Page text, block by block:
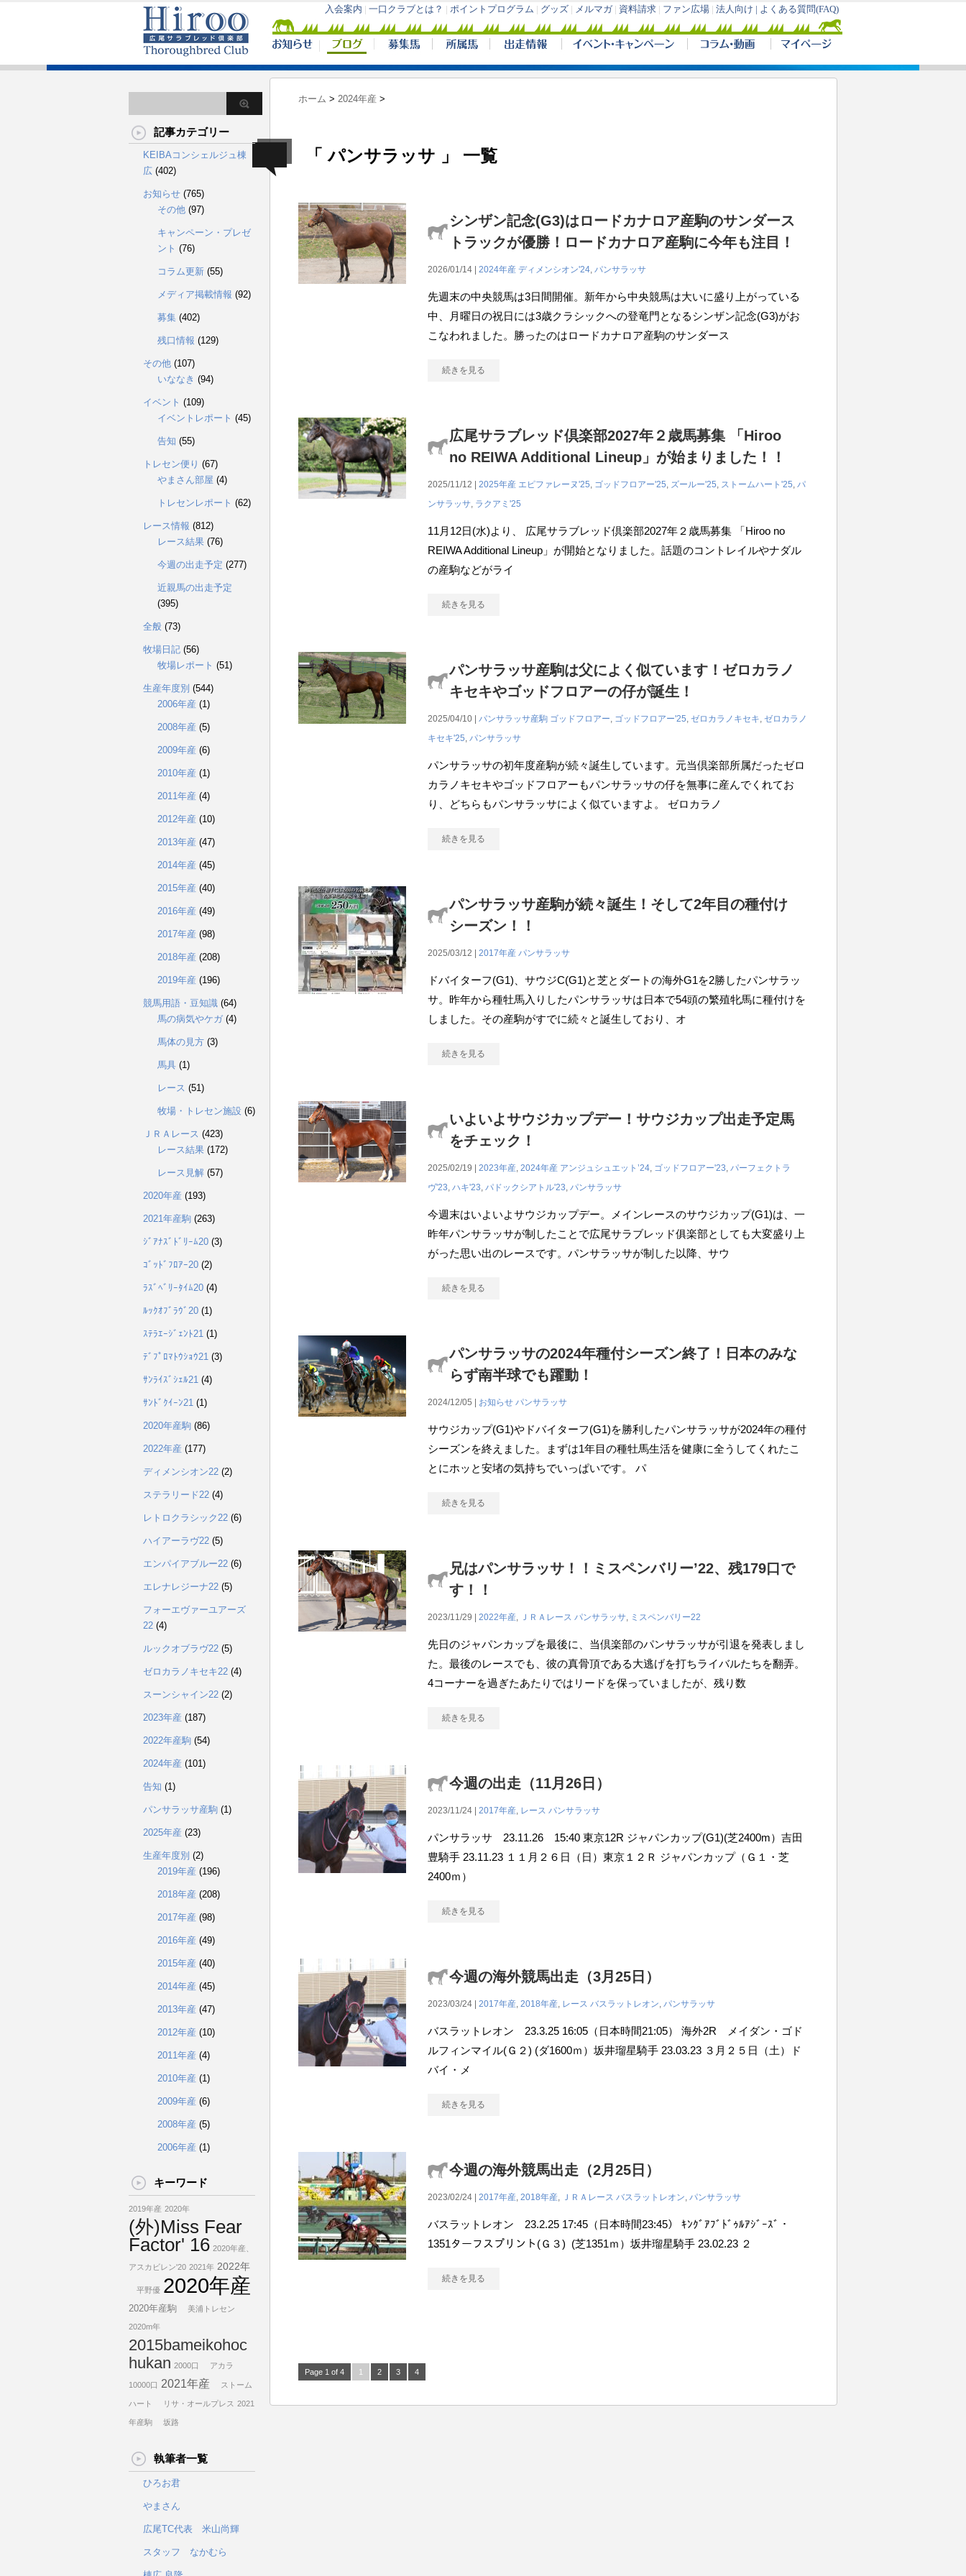
ホーム > 2024年産 >
「 パンサラッサ 」 一覧
シンザン記念(G3)はロードカナロア産駒のサンダース
トラックが優勝！ロードカナロア産駒に今年も注目！
2026/01/14 | 2024年産 ディメンシオン'24, パンサラッサ
先週末の中央競馬は3日間開催。新年から中央競馬は大いに盛り上がっている
中、月曜日の祝日には3歳クラシックへの登竜門となるシンザン記念(G3)がお
こなわれました。勝ったのはロードカナロア産駒のサンダース
続きを見る
広尾サラブレッド倶楽部2027年２歳馬募集 「Hiroo
no REIWA Additional Lineup」が始まりました！！
2025/11/12 | 2025年産 エピファレーヌ'25, ゴッドフロアー'25, ズールー'25, ストームハート'25, パ
ンサラッサ, ラクアミ'25
11月12日(水)より、 広尾サラブレッド倶楽部2027年２歳馬募集 「Hiroo no
REIWA Additional Lineup」が開始となりました。話題のコントレイルやナダル
の産駒などがライ
続きを見る
パンサラッサ産駒は父によく似ています！ゼロカラノ
キセキやゴッドフロアーの仔が誕生！
2025/04/10 | パンサラッサ産駒 ゴッドフロアー, ゴッドフロアー'25, ゼロカラノキセキ, ゼロカラノ
キセキ'25, パンサラッサ
パンサラッサの初年度産駒が続々誕生しています。元当倶楽部所属だったゼロ
カラノキセキやゴッドフロアーもパンサラッサの仔を無事に産んでくれてお
り、どちらもパンサラッサによく似ていますよ。 ゼロカラノ
続きを見る
パンサラッサ産駒が続々誕⽣！そして2年⽬の種付け
シーズン！！
2025/03/12 | 2017年産 パンサラッサ
ドバイターフ(G1)、サウジC(G1)と芝とダートの海外G1を2勝したパンサラッ
サ。昨年から種牡⾺⼊りしたパンサラッサは⽇本で54頭の繁殖牝⾺に種付けを
しました。その産駒がすでに続々と誕⽣しており、オ
続きを見る
いよいよサウジカップデー！サウジカップ出走予定馬
をチェック！
2025/02/19 | 2023年産, 2024年産 アンジュシュエット’24, ゴッドフロアー'23, パーフェクトラ
ヴ'23, ハキ'23, パドックシアトル'23, パンサラッサ
今週末はいよいよサウジカップデー。メインレースのサウジカップ(G1)は、一
昨年パンサラッサが制したことで広尾サラブレッド俱楽部としても大変盛り上
がった思い出のレースです。パンサラッサが制した以降、サウ
続きを見る
パンサラッサの2024年種付シーズン終了！日本のみな
らず南半球でも躍動！
2024/12/05 | お知らせ パンサラッサ
サウジカップ(G1)やドバイターフ(G1)を勝利したパンサラッサが2024年の種付
シーズンを終えました。まずは1年目の種牡馬生活を健康に全うしてくれたこ
とにホッと安堵の気持ちでいっぱいです。 パ
続きを見る
兄はパンサラッサ！！ミスペンバリー’22、残179口で
す！！
2023/11/29 | 2022年産, ＪＲＡレース パンサラッサ, ミスペンバリー22
先⽇のジャパンカップを最後に、当倶楽部のパンサラッサが引退を発表しまし
た。最後のレースでも、彼の真⾻頂である⼤逃げを打ちライバルたちを翻弄。
4コーナーを過ぎたあたりではリードを保っていましたが、残り数
続きを見る
今週の出走（11月26日）
2023/11/24 | 2017年産, レース パンサラッサ
パンサラッサ 23.11.26 15:40 東京12R ジャパンカップ(G1)(芝2400m）吉田
豊騎手 23.11.23 １１月２６日（日）東京１２Ｒ ジャパンカップ（Ｇ１・芝
2400ｍ）
続きを見る
今週の海外競馬出走（3月25日）
2023/03/24 | 2017年産, 2018年産, レース バスラットレオン, パンサラッサ
バスラットレオン 23.3.25 16:05（日本時間21:05） 海外2R メイダン・ゴド
ルフィンマイル(Ｇ２) (ダ1600ｍ）坂井瑠星騎手 23.03.23 ３月２５日（土）ド
バイ・メ
続きを見る
今週の海外競馬出走（2月25日）
2023/02/24 | 2017年産, 2018年産, ＪＲＡレース バスラットレオン, パンサラッサ
バスラットレオン 23.2.25 17:45（日本時間23:45） ｷﾝｸﾞｱﾌﾞﾄﾞｩﾙｱｼﾞｰｽﾞ・
1351ターフスプリント(Ｇ３) (芝1351ｍ）坂井瑠星騎手 23.02.23 ２
続きを見る
Page 1 of 4 1 2 3 4
記事カテゴリー
KEIBAコンシェルジュ棟
広 (402)
お知らせ (765)
その他 (97)
キャンペーン・プレゼ
ント (76)
コラム更新 (55)
メディア掲載情報 (92)
募集 (402)
残口情報 (129)
その他 (107)
いななき (94)
イベント (109)
イベントレポート (45)
告知 (55)
トレセン便り (67)
やまさん部屋 (4)
トレセンレポート (62)
レース情報 (812)
レース結果 (76)
今週の出走予定 (277)
近親馬の出走予定
(395)
全般 (73)
牧場日記 (56)
牧場レポート (51)
生産年度別 (544)
2006年産 (1)
2008年産 (5)
2009年産 (6)
2010年産 (1)
2011年産 (4)
2012年産 (10)
2013年産 (47)
2014年産 (45)
2015年産 (40)
2016年産 (49)
2017年産 (98)
2018年産 (208)
2019年産 (196)
競馬用語・豆知識 (64)
馬の病気やケガ (4)
馬体の見方 (3)
馬具 (1)
レース (51)
牧場・トレセン施設 (6)
ＪＲＡレース (423)
レース結果 (172)
レース見解 (57)
2020年産 (193)
2021年産駒 (263)
ｼﾞｱﾅｽﾞﾄﾞﾘｰﾑ20 (3)
ｺﾞｯﾄﾞﾌﾛｱｰ20 (2)
ﾗｽﾞﾍﾞﾘｰﾀｲﾑ20 (4)
ﾙｯｸｵﾌﾞﾗｳﾞ20 (1)
ｽﾃﾗｴｰｼﾞｪﾝﾄ21 (1)
ﾃﾞﾌﾟﾛﾏﾄｳｼｮｳ21 (3)
ｻﾝﾗｲｽﾞｼｪﾙ21 (4)
ｻﾝﾄﾞｸｲｰﾝ21 (1)
2020年産駒 (86)
2022年産 (177)
ディメンシオン22 (2)
ステラリード22 (4)
レトロクラシック22 (6)
ハイアーラヴ22 (5)
エンパイアブルー22 (6)
エレナレジーナ22 (5)
フォーエヴァーユアーズ
22 (4)
ルックオブラヴ22 (5)
ゼロカラノキセキ22 (4)
スーンシャイン22 (2)
2023年産 (187)
2022年産駒 (54)
2024年産 (101)
告知 (1)
パンサラッサ産駒 (1)
2025年産 (23)
生産年度別 (2)
2019年産 (196)
2018年産 (208)
2017年産 (98)
2016年産 (49)
2015年産 (40)
2014年産 (45)
2013年産 (47)
2012年産 (10)
2011年産 (4)
2010年産 (1)
2009年産 (6)
2008年産 (5)
2006年産 (1)
キーワード
2019年産 2020年
(外)Miss Fear
Factor' 16 2020年産、
アスカビレン'20 2021年 2022年
平野優 2020年産
2020年産駒 美浦トレセン
2020m年
2015bameikohoc
hukan 2000口 アカラ
10000口 2021年産 ストーム
ハート リサ・オールプレス 2021
年産駒 坂路
執筆者一覧
ひろお君
やまさん
広尾TC代表 米山尚輝
スタッフ なかむら